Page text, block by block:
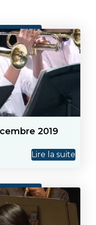
2019
Lire la suite